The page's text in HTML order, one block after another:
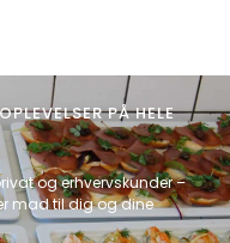
PÅ HELE
og erhvervskunder –
mad til dig og dine